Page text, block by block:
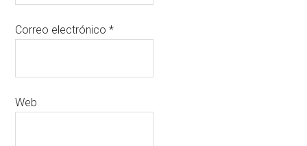
Correo electrónico*
Web